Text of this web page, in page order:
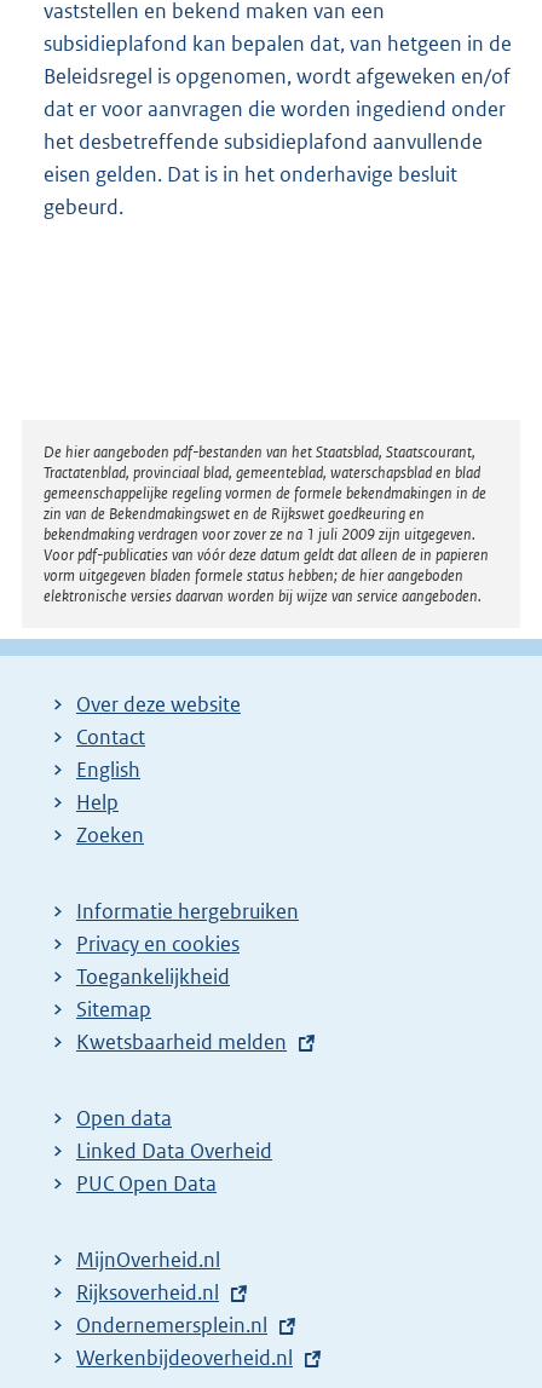
vaststellen en bekend maken van een
subsidieplafond kan bepalen dat, van hetgeen in de
Beleidsregel is opgenomen, wordt afgeweken en/of
dat er voor aanvragen die worden ingediend onder
het desbetreffende subsidieplafond aanvullende
eisen gelden. Dat is in het onderhavige besluit
gebeurd.
Disclaimer
De hier aangeboden pdf-bestanden van het Staatsblad, Staatscourant,
Tractatenblad, provinciaal blad, gemeenteblad, waterschapsblad en blad
gemeenschappelijke regeling vormen de formele bekendmakingen in de
zin van de Bekendmakingswet en de Rijkswet goedkeuring en
bekendmaking verdragen voor zover ze na 1 juli 2009 zijn uitgegeven.
Voor pdf-publicaties van vóór deze datum geldt dat alleen de in papieren
vorm uitgegeven bladen formele status hebben; de hier aangeboden
elektronische versies daarvan worden bij wijze van service aangeboden.
Over deze website
Contact
English
Help
Zoeken
Informatie hergebruiken
Privacy en cookies
Toegankelijkheid
Sitemap
E
t
e
r
l
i
n
k
Kwetsbaarheid melden
Open data
Linked Data Overheid
PUC Open Data
MijnOverheid.nl
E
x
t
Rijksoverheid.nl
E
x
Ondernemersplein.nl
E
Werkenbijdeoverheid.nl